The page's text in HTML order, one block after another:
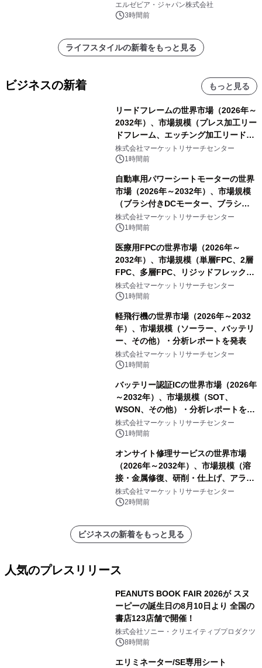
エルゼビア・ジャパン株式会社
3時間前
ライフスタイルの新着をもっと見る
ビジネスの新着 もっと見る
リードフレームの世界市場（2026年～
2032年）、市場規模（プレス加工リー
ドフレーム、エッチング加工リードフ
レーム）・分析レポートを発表
株式会社マーケットリサーチセンター
1時間前
自動車用パワーシートモーターの世界
市場（2026年～2032年）、市場規模
（ブラシ付きDCモーター、ブラシレ
スDCモーター）・分析レポートを発
表
株式会社マーケットリサーチセンター
1時間前
医療用FPCの世界市場（2026年～
2032年）、市場規模（単層FPC、2層
FPC、多層FPC、リジッドフレックス
PCB）・分析レポートを発表
株式会社マーケットリサーチセンター
1時間前
軽飛行機の世界市場（2026年～2032
年）、市場規模（ソーラー、バッテリ
ー、その他）・分析レポートを発表
株式会社マーケットリサーチセンター
1時間前
バッテリー認証ICの世界市場（2026年
～2032年）、市場規模（SOT、
WSON、その他）・分析レポートを発
表
株式会社マーケットリサーチセンター
1時間前
オンサイト修理サービスの世界市場
（2026年～2032年）、市場規模（溶
接・金属修復、研削・仕上げ、アライ
メント、その他）・分析レポートを発
表
株式会社マーケットリサーチセンター
2時間前
ビジネスの新着をもっと見る
人気のプレスリリース
PEANUTS BOOK FAIR 2026が スヌ
ーピーの誕生日の8月10日より 全国の
書店123店舗で開催！
株式会社ソニー・クリエイティブプロダクツ
8時間前
エリミネーター/SE専用シート